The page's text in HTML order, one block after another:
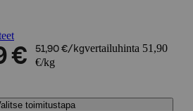
€ 51,90 €/kgvertailuhinta 51,90
€/kg
toimitustapa